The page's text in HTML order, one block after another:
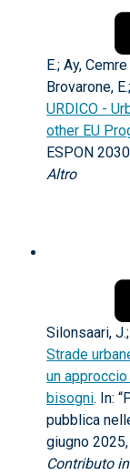
E.; Ay,
Brovarone,
URDICO -
other EU
ESPON
Altro
Silonsaari,
Strade
un
bisogni. In:
pubblica
giugno
Contributo